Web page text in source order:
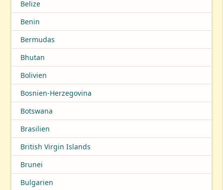
Belize
Benin
Bermudas
Bhutan
Bolivien
Bosnien-Herzegovina
Botswana
Brasilien
British Virgin Islands
Brunei
Bulgarien